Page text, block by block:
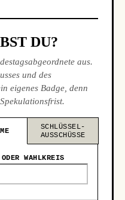
DU?
aus.
und des
eigenes Badge, denn
SCHLÜSSEL-
AUSSCHÜSSE
WAHLKREIS